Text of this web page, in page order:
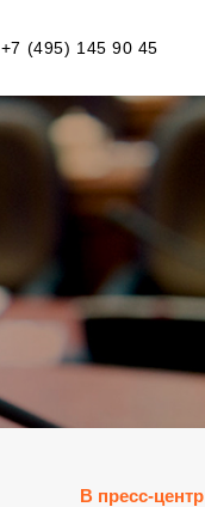
+7 (495) 145 90 45
В пресс-центр